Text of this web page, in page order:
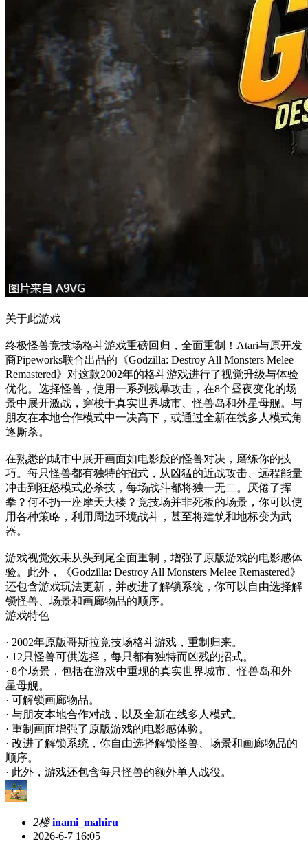
关于此游戏
终极怪兽竞技场格斗游戏重磅回归，全面重制！Atari与原开发
商Pipeworks联合出品的《Godzilla: Destroy All Monsters Melee
Remastered》对这款2002年的格斗游戏进行了视觉升级与体验
优化。选择怪兽，使用一系列残暴攻击，在8个昼夜变化的场
景中展开激战，穿梭于真实世界城市、怪兽岛和外星母舰。与
朋友在本地合作模式中一决高下，或通过全新在线多人模式角
逐厮杀。
在熟悉的城市中展开画面如电影般的怪兽对决，磨练你的技
巧。每只怪兽都有独特的招式，从凶猛的近战攻击、远程能量
冲击到狂怒模式必杀技，每场战斗都将独一无二。厌倦了挥
拳？何不扔一座摩天大楼？竞技场并非死板的场景，你可以使
用各种策略，利用周边环境战斗，甚至将建筑和地标变为武
器。
游戏视觉效果从头到尾全面重制，增强了原版游戏的电影感体
验。此外，《Godzilla: Destroy All Monsters Melee Remastered》
还包含游戏玩法更新，并改进了解锁系统，你可以自由选择解
锁怪兽、场景和画廊物品的顺序。
游戏特色
· 2002年原版哥斯拉竞技场格斗游戏，重制归来。
· 12只怪兽可供选择，每只都有独特而凶残的招式。
· 8个场景，包括在游戏中重现的真实世界城市、怪兽岛和外
星母舰。
· 可解锁画廊物品。
· 与朋友本地合作对战，以及全新在线多人模式。
· 重制画面增强了原版游戏的电影感体验。
· 改进了解锁系统，你自由选择解锁怪兽、场景和画廊物品的
顺序。
· 此外，游戏还包含每只怪兽的额外单人战役。
2楼 inami_mahiru
2026-6-7 16:05